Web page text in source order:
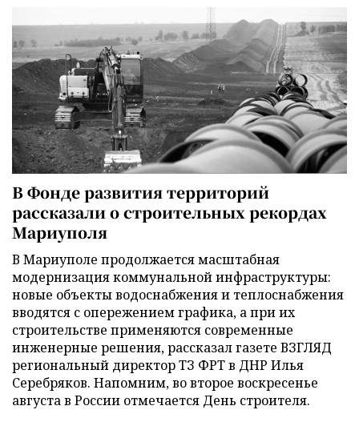
В Фонде развития территорий
рассказали о строительных рекордах
Мариуполя
В Мариуполе продолжается масштабная
модернизация коммунальной инфраструктуры:
новые объекты водоснабжения и теплоснабжения
вводятся с опережением графика, а при их
строительстве применяются современные
инженерные решения, рассказал газете ВЗГЛЯД
региональный директор ТЗ ФРТ в ДНР Илья
Серебряков. Напомним, во второе воскресенье
августа в России отмечается День строителя.